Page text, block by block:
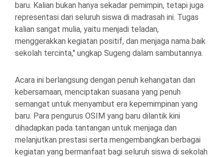
baru. Kalian bukan hanya sekadar pemimpin, tetapi juga
representasi dari seluruh siswa di madrasah ini. Tugas
kalian sangat mulia, yaitu menjadi teladan,
menggerakkan kegiatan positif, dan menjaga nama baik
sekolah tercinta," ungkap Sugeng dalam sambutannya.
Acara ini berlangsung dengan penuh kehangatan dan
kebersamaan, menciptakan suasana yang penuh
semangat untuk menyambut era kepemimpinan yang
baru. Para pengurus OSIM yang baru dilantik kini
dihadapkan pada tantangan untuk menjaga dan
melanjutkan prestasi serta mengembangkan berbagai
kegiatan yang bermanfaat bagi seluruh siswa di sekolah